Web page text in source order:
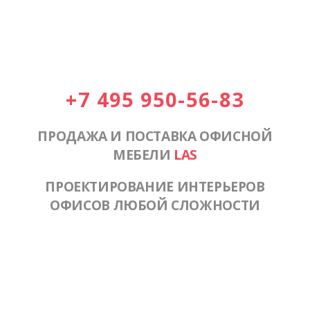
+7 495 950-56-83
ПРОДАЖА И ПОСТАВКА ОФИСНОЙ
МЕБЕЛИ LAS
ПРОЕКТИРОВАНИЕ ИНТЕРЬЕРОВ
ОФИСОВ ЛЮБОЙ СЛОЖНОСТИ